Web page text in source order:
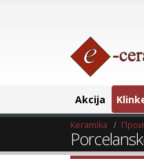
Akcija
Keramika